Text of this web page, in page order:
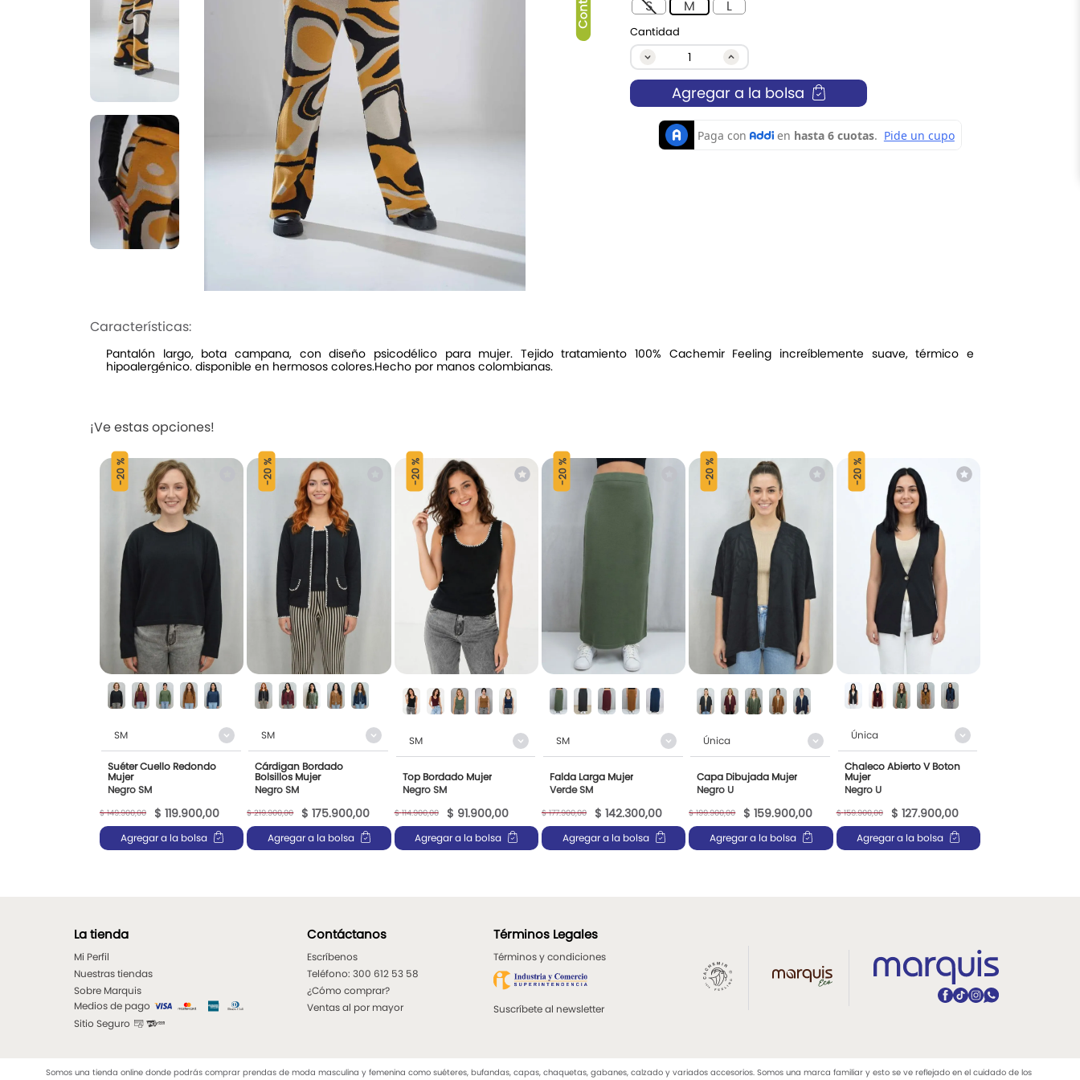
S M L
Cantidad
Agregar a la bolsa
Características:
Pantalón largo, bota campana, con diseño psicodélico para mujer. Tejido tratamiento 100% Cachemir Feeling increíblemente suave, térmico e
hipoalergénico. disponible en hermosos colores.Hecho por manos colombianas.
¡Ve estas opciones!
-
20 %
SM
Suéter Cuello Redondo
Mujer
Negro SM
$ 149.900,00 $ 119.900,00
Agregar a la bolsa
-
20 %
SM
Cárdigan Bordado
Bolsillos Mujer
Negro SM
$ 219.900,00 $ 175.900,00
Agregar a la bolsa
-
20 %
SM
Top Bordado Mujer
Negro SM
$ 114.900,00 $ 91.900,00
Agregar a la bolsa
-
20 %
SM
Falda Larga Mujer
Verde SM
$ 177.900,00 $ 142.300,00
Agregar a la bolsa
-
20 %
Única
Capa Dibujada Mujer
Negro U
$ 199.900,00 $ 159.900,00
Agregar a la bolsa
-
20 %
Única
Chaleco Abierto V Boton
Mujer
Negro U
$ 159.900,00 $ 127.900,00
Agregar a la bolsa
La tienda
Mi Perfil
Nuestras tiendas
Sobre Marquis
Medios de pago
Sitio Seguro
Contáctanos
Escríbenos
Teléfono: 300 612 53 58
¿Cómo comprar?
Ventas al por mayor
Términos Legales
Términos y condiciones
Suscríbete al newsletter
Somos una tienda online donde podrás comprar prendas de moda masculina y femenina como suéteres, bufandas, capas, chaquetas, gabanes, calzado y variados accesorios. Somos una marca familiar y esto se ve reflejado en el cuidado de los